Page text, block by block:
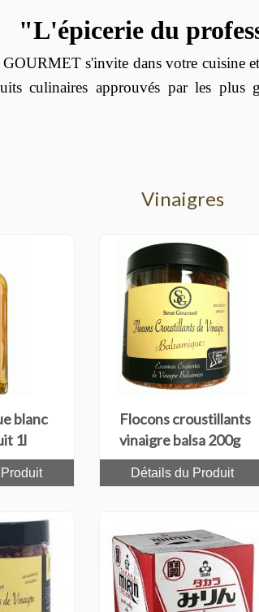
"L'épicerie du
s'invite dans votre cuisine
culinaires approuvés par les plus
Vinaigres
blanc
1l
Flocons croustillants
vinaigre balsa 200g
Détails du Produit